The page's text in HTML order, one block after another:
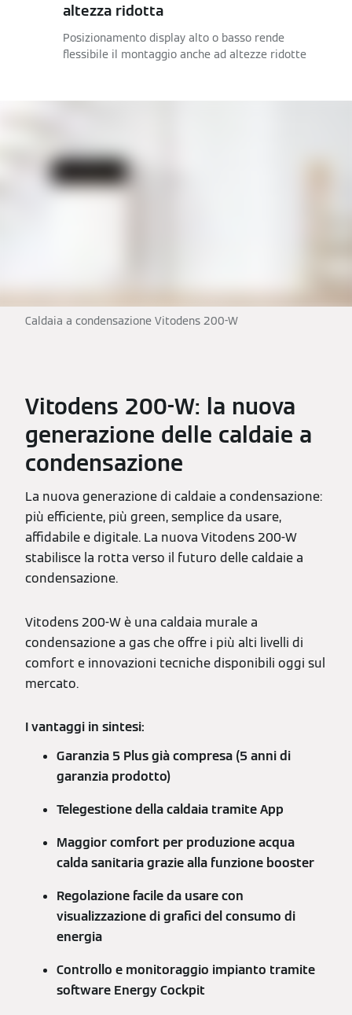
altezza ridotta
Posizionamento display alto o basso rende
flessibile il montaggio anche ad altezze ridotte
Caldaia a condensazione Vitodens 200-W
Vitodens 200-W: la nuova
generazione delle caldaie a
condensazione
La nuova generazione di caldaie a condensazione:
più efficiente, più green, semplice da usare,
affidabile e digitale. La nuova Vitodens 200-W
stabilisce la rotta verso il futuro delle caldaie a
condensazione.
Vitodens 200-W è una caldaia murale a
condensazione a gas che offre i più alti livelli di
comfort e innovazioni tecniche disponibili oggi sul
mercato.
I vantaggi in sintesi:
Garanzia 5 Plus già compresa (5 anni di
garanzia prodotto)
Telegestione della caldaia tramite App
Maggior comfort per produzione acqua
calda sanitaria grazie alla funzione booster
Regolazione facile da usare con
visualizzazione di grafici del consumo di
energia
Controllo e monitoraggio impianto tramite
software Energy Cockpit